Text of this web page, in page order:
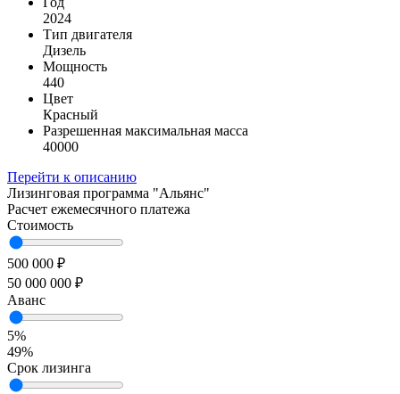
2024
Тип двигателя
Дизель
Мощность
440
Цвет
Красный
Разрешенная максимальная масса
40000
Перейти к описанию
Лизинговая программа "Альянс"
Расчет ежемесячного платежа
Стоимость
500 000 ₽
50 000 000 ₽
Аванс
5%
49%
Срок лизинга